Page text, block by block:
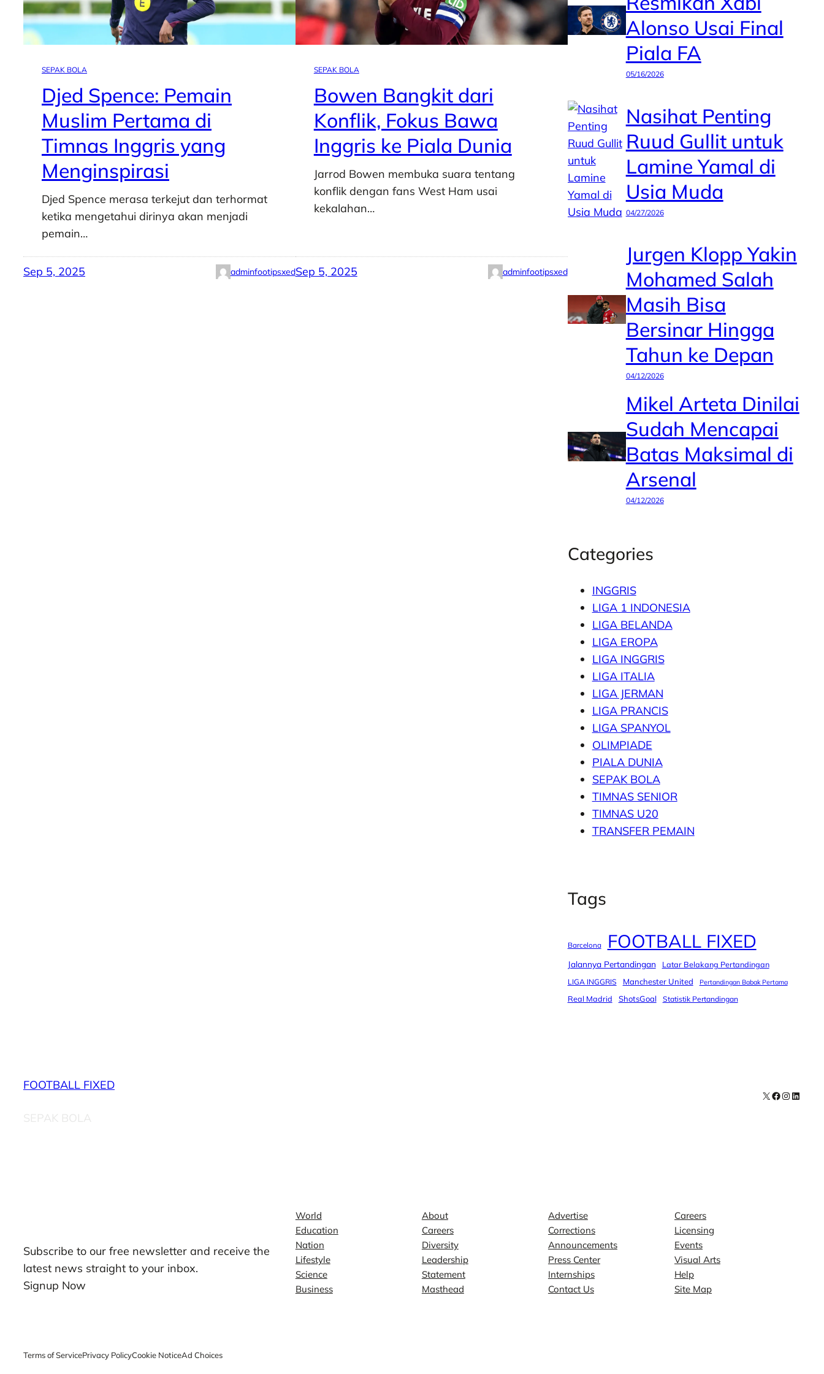
SEPAK BOLA
Djed Spence: Pemain
Muslim Pertama di
Timnas Inggris yang
Menginspirasi
Djed Spence merasa terkejut dan terhormat
ketika mengetahui dirinya akan menjadi
pemain…
Sep 5, 2025 adminfootipsxed
SEPAK BOLA
Bowen Bangkit dari
Konflik, Fokus Bawa
Inggris ke Piala Dunia
Jarrod Bowen membuka suara tentang
konflik dengan fans West Ham usai
kekalahan…
Sep 5, 2025 adminfootipsxed
Alonso Usai Final
Piala FA
05/16/2026
Nasihat Penting
Ruud Gullit untuk
Lamine Yamal di
Usia Muda
04/27/2026
Jurgen Klopp Yakin
Mohamed Salah
Masih Bisa
Bersinar Hingga
Tahun ke Depan
04/12/2026
Mikel Arteta Dinilai
Sudah Mencapai
Batas Maksimal di
Arsenal
04/12/2026
Categories
INGGRIS
LIGA 1 INDONESIA
LIGA BELANDA
LIGA EROPA
LIGA INGGRIS
LIGA ITALIA
LIGA JERMAN
LIGA PRANCIS
LIGA SPANYOL
OLIMPIADE
PIALA DUNIA
SEPAK BOLA
TIMNAS SENIOR
TIMNAS U20
TRANSFER PEMAIN
Tags
Barcelona FOOTBALL FIXED
Jalannya Pertandingan Latar Belakang Pertandingan
LIGA INGGRIS Manchester United Pertandingan Babak Pertama
Real Madrid ShotsGoal Statistik Pertandingan
FOOTBALL FIXED
SEPAK BOLA
X Facebook
Subscribe to our free newsletter and receive the
latest news straight to your inbox.
Signup Now
World
Education
Nation
Lifestyle
Science
Business
About
Careers
Diversity
Leadership
Statement
Masthead
Advertise
Corrections
Announcements
Press Center
Internships
Contact Us
Careers
Licensing
Events
Visual Arts
Help
Site Map
Terms of ServicePrivacy PolicyCookie NoticeAd Choices